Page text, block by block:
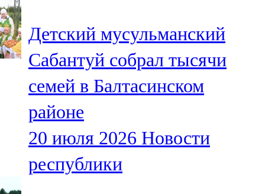
Олы Әтнә
71,42 FM
Сарман
107,8 FM
Теләче
106,1 FM
Детский мусульманский
Сабантуй собрал тысячи
семей в Балтасинском
районе
20 июля 2026 Новости
республики